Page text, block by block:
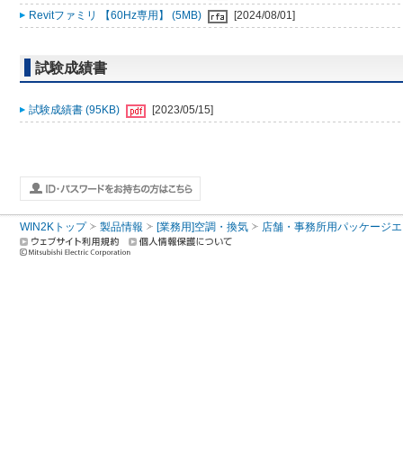
Revitファミリ 【60Hz専用】 (5MB)
[2024/08/01]
試験成績書
試験成績書 (95KB) [2023/05/15]
WIN2Kトップ 製品情報 [業務用]空調・換気 店舗・事務所用パッケージ